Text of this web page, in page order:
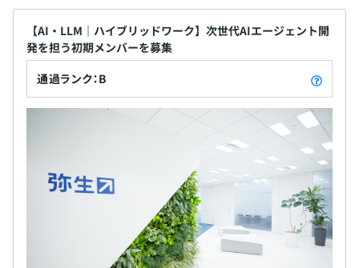
【AI・LLM｜ハイブリッドワーク】次世代AIエージェント開
発を担う初期メンバーを募集
通過ランク：B